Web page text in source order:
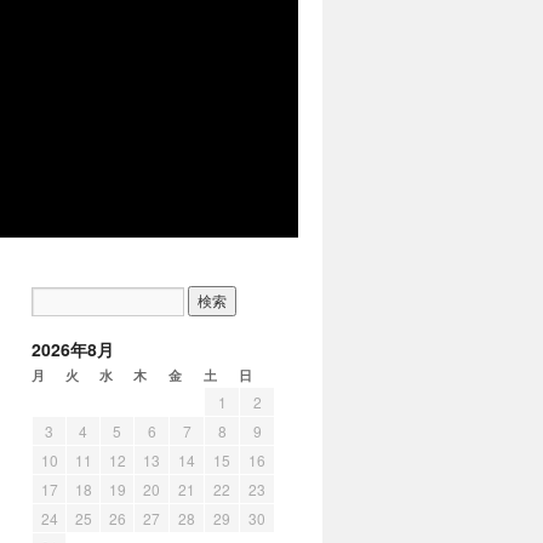
2026年8月
月 火 水 木 金 土 日
1
2
3
4 5 6 7 8
9
10
11 12 13 14 15
16
17
18 19 20 21 22
23
24
25 26 27 28 29
30